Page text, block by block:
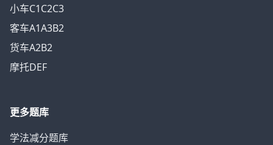
小车C1C2C3
客车A1A3B2
货车A2B2
摩托DEF
更多题库
学法减分题库